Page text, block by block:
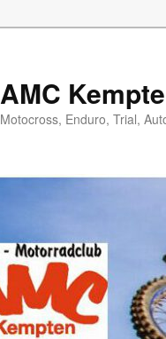
AMC
Motocross, Enduro, Trial,